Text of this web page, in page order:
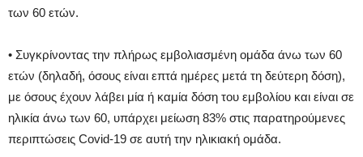
των 60 ετών.
• Συγκρίνοντας την πλήρως εμβολιασμένη ομάδα άνω των 60
ετών (δηλαδή, όσους είναι επτά ημέρες μετά τη δεύτερη δόση),
με όσους έχουν λάβει μία ή καμία δόση του εμβολίου και είναι σε
ηλικία άνω των 60, υπάρχει μείωση 83% στις παρατηρούμενες
περιπτώσεις Covid-19 σε αυτή την ηλικιακή ομάδα.